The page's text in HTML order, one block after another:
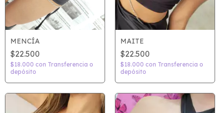
MENCÍA
$22.500
$18.000 con Transferencia o
depósito
MAITE
$22.500
$18.000 con Transferencia o
depósito